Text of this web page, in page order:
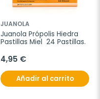
JUANOLA
Juanola Própolis Hiedra
Pastillas Miel  24 Pastillas.
4,95 €
Añadir al carrito